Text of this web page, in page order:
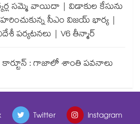
సమ్మె వాయిదా | విడాకుల కేసును
సీఎం విజయ్ భార్య |
పర్యటనలు | V6 తీన్మార్
కార్టూన్ : గాజాలో శాంతి పవనాలు
Twitter Instagram